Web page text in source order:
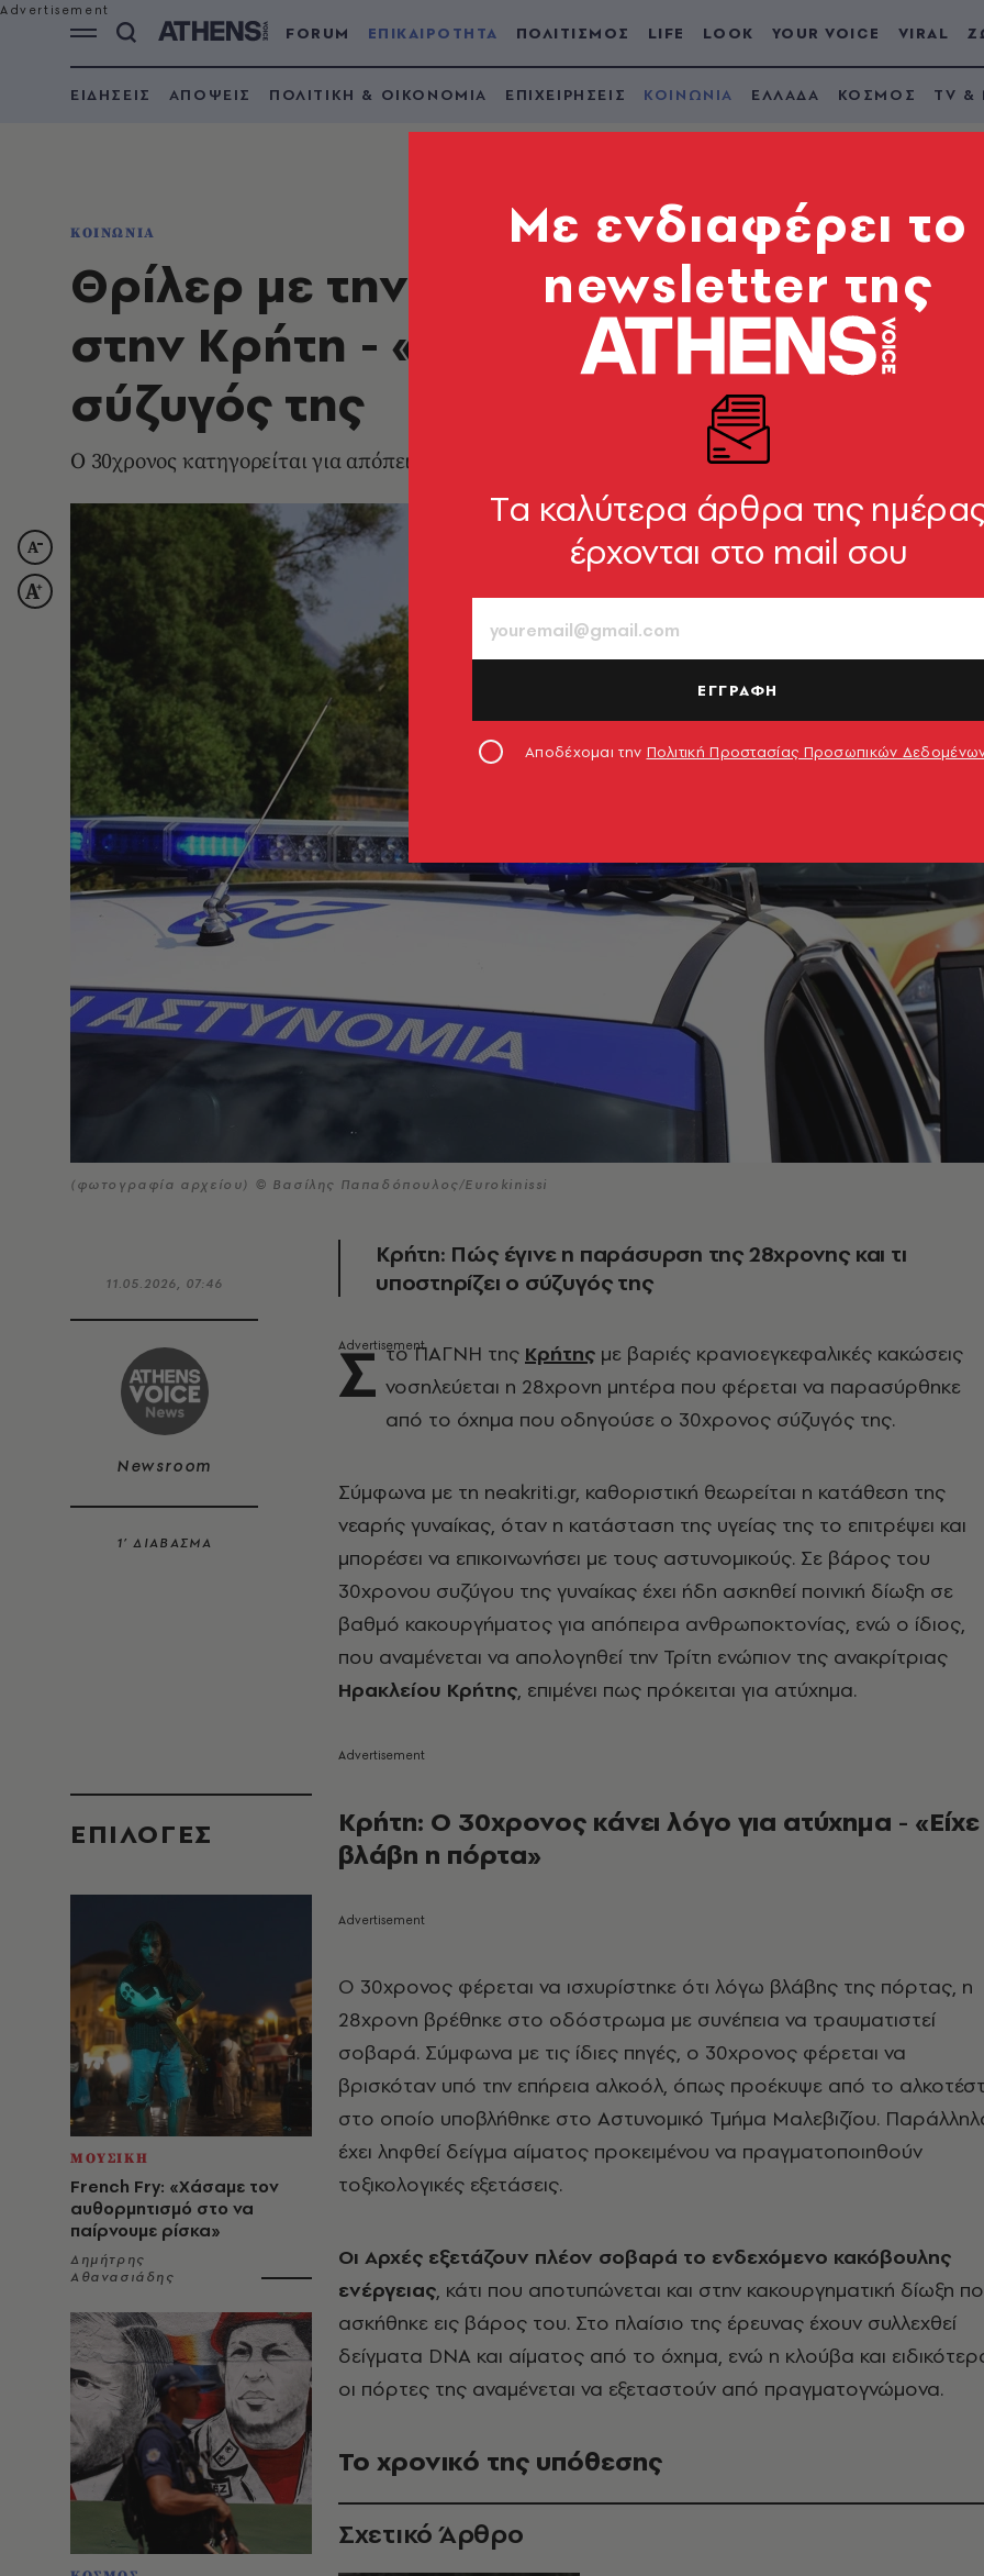
FORUM ΕΠΙΚΑΙΡΟΤΗΤΑ ΠΟΛΙΤΙΣΜΟΣ LIFE LOOK YOUR VOICE VIRAL
ΕΙΔΗΣΕΙΣ ΑΠΟΨΕΙΣ ΠΟΛΙΤΙΚΗ & ΟΙΚΟΝΟΜΙΑ ΕΠΙΧΕΙΡΗΣΕΙΣ ΚΟΙΝΩΝΙΑ ΕΛΛΑΔΑ ΚΟΣΜΟΣ TV &
ΚΟΙΝΩΝΙΑ
Θρίλερ με την παράσυρση της
στην Κρήτη - «Είχε βλάβη η πόρτα»
σύζυγός της
Ο 30χρονος κατηγορείται για απόπειρα ανθρωποκτονίας
(φωτογραφία αρχείου) © Βασίλης Παπαδόπουλος/Eurokinissi
11.05.2026, 07:46
Newsroom
1’ ΔΙΑΒΑΣΜΑ
EΠΙΛΟΓΈΣ
ΜΟΥΣΙΚΗ
French Fry: «Χάσαμε τον
αυθορμητισμό στο να
παίρνουμε ρίσκα»
Δημήτρης
Αθανασιάδης
Κρήτη: Πώς έγινε η παράσυρση της 28χρονης και τι
υποστηρίζει ο σύζυγός της
Σ το ΠΑΓΝΗ της Κρήτης με βαριές κρανιοεγκεφαλικές κακώσεις
νοσηλεύεται η 28χρονη μητέρα που φέρεται να παρασύρθηκε
από το όχημα που οδηγούσε ο 30χρονος σύζυγός της.
Σύμφωνα με τη neakriti.gr, καθοριστική θεωρείται η κατάθεση της
νεαρής γυναίκας, όταν η κατάσταση της υγείας της το επιτρέψει και
μπορέσει να επικοινωνήσει με τους αστυνομικούς. Σε βάρος του
30χρονου συζύγου της γυναίκας έχει ήδη ασκηθεί ποινική δίωξη σε
βαθμό κακουργήματος για απόπειρα ανθρωποκτονίας, ενώ ο ίδιος,
που αναμένεται να απολογηθεί την Τρίτη ενώπιον της ανακρίτριας
Ηρακλείου Κρήτης, επιμένει πως πρόκειται για ατύχημα.
Κρήτη: Ο 30χρονος κάνει λόγο για ατύχημα - «Είχε
βλάβη η πόρτα»
Ο 30χρονος φέρεται να ισχυρίστηκε ότι λόγω βλάβης της πόρτας, η
28χρονη βρέθηκε στο οδόστρωμα με συνέπεια να τραυματιστεί
σοβαρά. Σύμφωνα με τις ίδιες πηγές, ο 30χρονος φέρεται να
βρισκόταν υπό την επήρεια αλκοόλ, όπως προέκυψε από το
στο οποίο υποβλήθηκε στο Αστυνομικό Τμήμα Μαλεβιζίου.
έχει ληφθεί δείγμα αίματος προκειμένου να πραγματοποιηθούν
τοξικολογικές εξετάσεις.
Οι Αρχές εξετάζουν πλέον σοβαρά το ενδεχόμενο κακόβουλης
ενέργειας, κάτι που αποτυπώνεται και στην κακουργηματική δίωξη
ασκήθηκε εις βάρος του. Στο πλαίσιο της έρευνας έχουν συλλεχθεί
δείγματα DNA και αίματος από το όχημα, ενώ η κλούβα και
οι πόρτες της αναμένεται να εξεταστούν από πραγματογνώμονα.
Το χρονικό της υπόθεσης
Σχετικό Άρθρο
Mε ενδιαφέρει το
newsletter της
Tα καλύτερα άρθρα της
έρχονται στο mail σου
ΕΓΓΡΑΦΗ
Αποδέχομαι την Πολιτική Προστασίας Προσωπικών